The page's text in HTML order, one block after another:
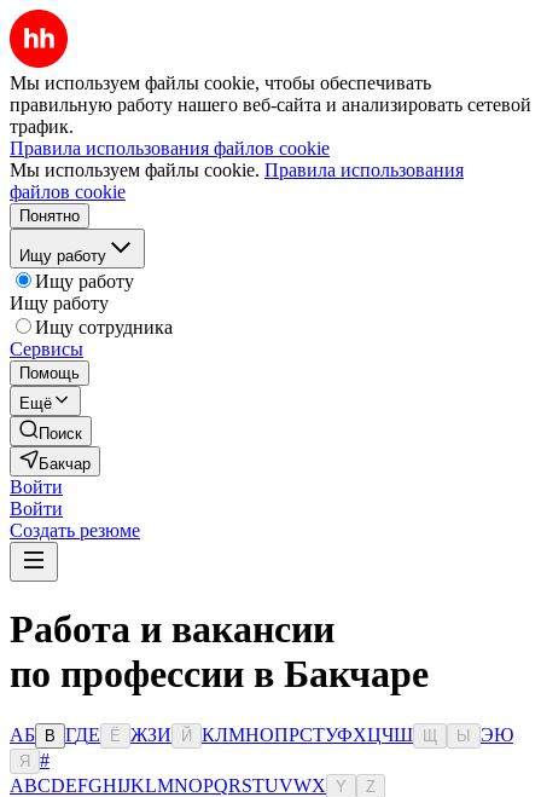
Мы используем файлы cookie, чтобы обеспечивать
правильную работу нашего веб-сайта и анализировать сетевой
трафик.
Правила использования файлов cookie
Мы используем файлы cookie. Правила использования
файлов cookie
Понятно
Ищу работу
Ищу работу
Ищу работу
Ищу сотрудника
Сервисы
Помощь
Ещё
Поиск
Бакчар
Войти
Войти
Создать резюме
Работа и вакансии
по профессии в Бакчаре
АБ В ГДЕ Ё ЖЗИ Й КЛМНОПРСТУФХЦЧШ Ы ЭЮ
Я
#
ABCDEFGHIJKLMNOPQRSTUVWX Y Z